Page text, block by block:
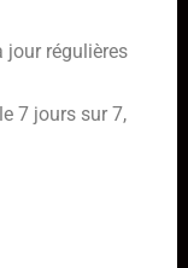
jour régulières
7 jours sur 7,